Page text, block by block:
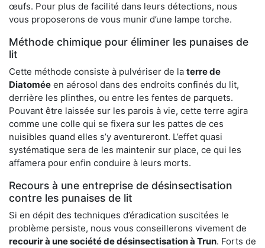
œufs. Pour plus de facilité dans leurs détections, nous
vous proposerons de vous munir d’une lampe torche.
Méthode chimique pour éliminer les punaises de
lit
Cette méthode consiste à pulvériser de la terre de
Diatomée en aérosol dans des endroits confinés du lit,
derrière les plinthes, ou entre les fentes de parquets.
Pouvant être laissée sur les parois à vie, cette terre agira
comme une colle qui se fixera sur les pattes de ces
nuisibles quand elles s’y aventureront. L’effet quasi
systématique sera de les maintenir sur place, ce qui les
affamera pour enfin conduire à leurs morts.
Recours à une entreprise de désinsectisation
contre les punaises de lit
Si en dépit des techniques d’éradication suscitées le
problème persiste, nous vous conseillerons vivement de
recourir à une société de désinsectisation à Trun. Forts de